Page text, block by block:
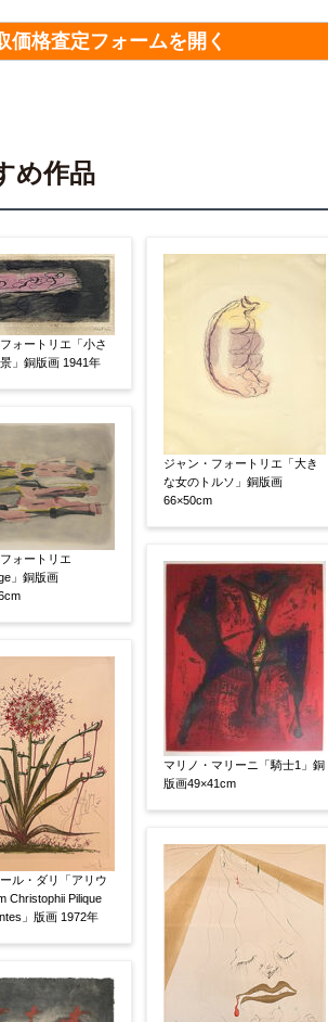
価格査定フォームを開く
画題 【任意】
技法 【任意】
の他
サイズ 【任意】
装
軸装 その他
等の有無
【任意】
イン有(自筆)
サイン無
の他
号 【任意】
【任意】
め作品
ォートリエ「小さ
」銅版画 1941年
ォートリエ
」銅版画
ル・ダリ「アリウ
Christophii Pilique
」版画 1972年
ジャン・フォートリエ「大き
な女のトルソ」銅版画
66×50cm
マリノ・マリーニ「騎士1」銅
版画49×41cm